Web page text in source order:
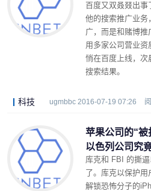
百度又双叒叕出事
他的搜索推广业务
广，而是和赌博推
用多家公司营业资
悄在百度上线，次
搜索结果。
科技 ugmbbc 2016-07-19 07:26
苹果公司的“
以色列公司究
库克和 FBI 的撕
了。库克以保护用
解锁恐怖分子的